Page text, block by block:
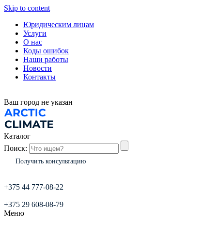
Skip to content
Юридическим лицам
Услуги
О нас
Коды ошибок
Наши работы
Новости
Контакты
Ваш город не указан
Каталог
Поиск:
Получить консультацию
+375 44 777-08-22
+375 29 608-08-79
Меню